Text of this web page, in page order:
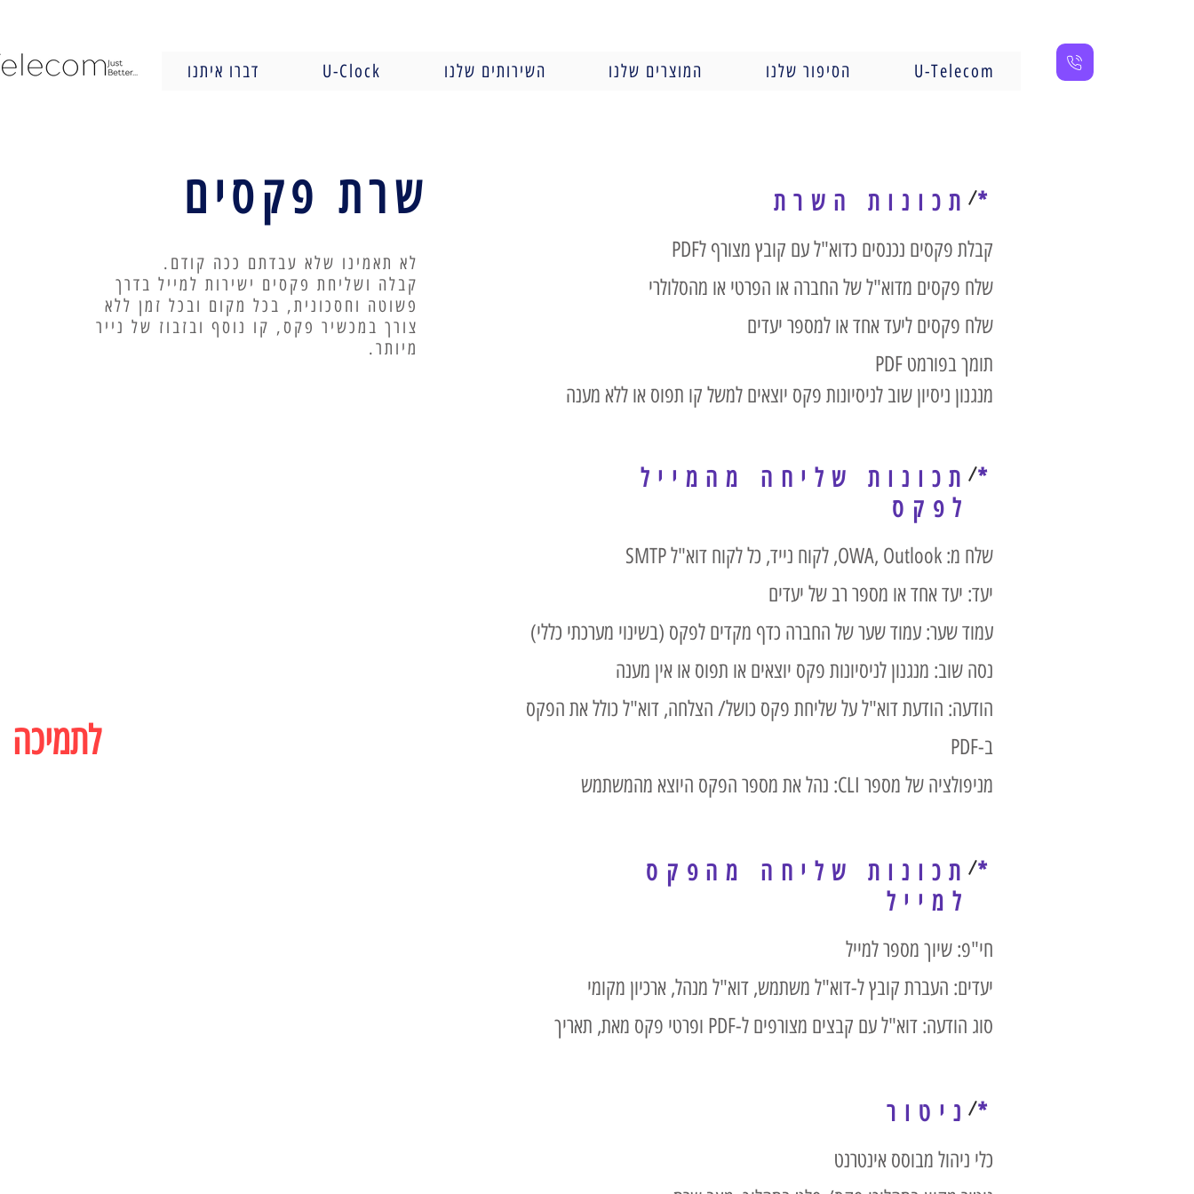
דברו איתנו U-Clock השירותים שלנו המוצרים שלנו הסיפור שלנו U-Telecom
לתמיכה
שרת פקסים
לא תאמינו שלא עבדתם ככה קודם.
קבלה ושליחת פקסים ישירות למייל בדרך
פשוטה וחסכונית, בכל מקום ובכל זמן ללא
צורך במכשיר פקס, קו נוסף ובזבוז של נייר
מיותר.
תכונות השרת *
קבלת פקסים נכנסים כדוא"ל עם קובץ מצורף לPDF
שלח פקסים מדוא"ל של החברה או הפרטי או מהסלולרי
שלח פקסים ליעד אחד או למספר יעדים
תומך בפורמט PDF
מנגנון ניסיון שוב לניסיונות פקס יוצאים למשל קו תפוס או ללא מענה
תכונות שליחה מהמייל
לפקס
*
שלח מ: OWA, Outlook, לקוח נייד, כל לקוח דוא"ל SMTP
יעד: יעד אחד או מספר רב של יעדים
עמוד שער: עמוד שער של החברה כדף מקדים לפקס (בשינוי מערכתי כללי)
נסה שוב: מנגנון לניסיונות פקס יוצאים או תפוס או אין מענה
הודעה: הודעת דוא"ל על שליחת פקס כושל/ הצלחה, דוא"ל כולל את הפקס
ב-PDF
מניפולציה של מספר CLI: נהל את מספר הפקס היוצא מהמשתמש
תכונות שליחה מהפקס
למייל
*
חי"פ: שיוך מספר למייל
יעדים: העברת קובץ ל-דוא"ל משתמש, דוא"ל מנהל, ארכיון מקומי
סוג הודעה: דוא"ל עם קבצים מצורפים ל-PDF ופרטי פקס מאת, תאריך
ניטור *
כלי ניהול מבוסס אינטרנט